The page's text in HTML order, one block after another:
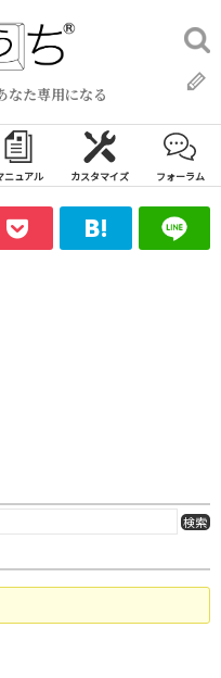
なた専用になる
検
索:
ニュアル カスタマイズ フォーラム